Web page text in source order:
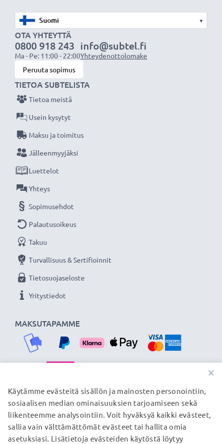
Tuotemerkki
käsikonsoliin/pelikonsolin ohjaimeen
Teknologia:Litiumionit
Kapasiteetti:1350mAh
Jännite:3.6V - 3.7V
Mitat:51.50 x 20.50 x 20.50mm
Väri: Musta
CELLONIC vaihtoakku - korkeaa laatua edulliseen
★3 vuoden takuu
Olemme vuonna 2004 perustettu kansainvälinen
verkkokauppa, joka tarjoaa laadukkaita tuotteita, ja
siksi tarjoamme 36 kuukauden takuun!
▾
OTA YHTEYTTÄ
0800 918 243
Ma - Pe: 11:00 - 22:00
info@subtel.fi
Yhteydenottolomake
Peruuta sopimus
MAKSUTAPAMME
TIETOA SUBTELISTA
Tietoa meistä
Usein kysytyt
Maksu ja toimitus
Jälleenmyyjäksi
Luettelot
Yhteys
Sopimusehdot
Palautusoikeus
Takuu
Turvallisuus & Sertifioinnit
Tietosuojaseloste
Yritystiedot
TOIMITUSKUMPPANIMME
© subtel.fi 2026
Kaikki hinnat sisältävät arvonlisäveron, mutta ei
×
Käytämme evästeitä sisällön ja mainosten personointiin,
sosiaalisen median ominaisuuksien tarjoamiseen sekä
liikenteemme analysointiin. Voit hyväksyä kaikki evästeet,
sallia vain välttämättömät evästeet tai hallita omia
asetuksiasi. Lisätietoja evästeiden käytöstä löytyy